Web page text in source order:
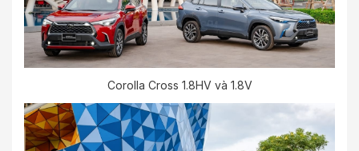
Corolla Cross 1.8HV và 1.8V